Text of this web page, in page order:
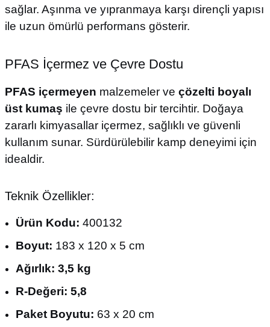
sağlar. Aşınma ve yıpranmaya karşı dirençli yapısı
ile uzun ömürlü performans gösterir.
PFAS İçermez ve Çevre Dostu
PFAS içermeyen malzemeler ve çözelti boyalı
üst kumaş ile çevre dostu bir tercihtir. Doğaya
zararlı kimyasallar içermez, sağlıklı ve güvenli
kullanım sunar. Sürdürülebilir kamp deneyimi için
idealdir.
Teknik Özellikler:
Ürün Kodu: 400132
Boyut: 183 x 120 x 5 cm
Ağırlık: 3,5 kg
R-Değeri: 5,8
Paket Boyutu: 63 x 20 cm